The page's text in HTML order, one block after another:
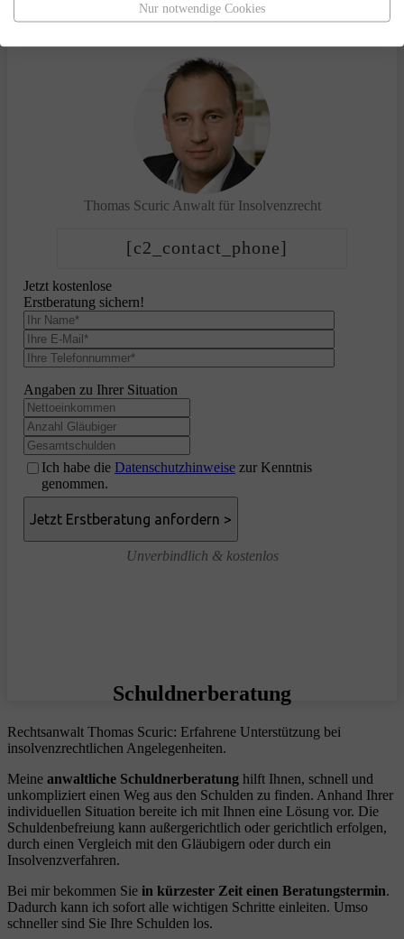
Sprechen Sie uns an.
Thomas Scuric Anwalt für Insolvenzrecht
[c2_contact_phone]
Jetzt kostenlose
Erstberatung sichern!
Angaben zu Ihrer Situation
Ich habe die Datenschutzhinweise zur Kenntnis
genommen.
Unverbindlich & kostenlos
Schuldnerberatung
Rechtsanwalt Thomas Scuric: Erfahrene Unterstützung bei
insolvenzrechtlichen Angelegenheiten.
Meine anwaltliche Schuldnerberatung hilft Ihnen, schnell und
unkompliziert einen Weg aus den Schulden zu finden. Anhand Ihrer
individuellen Situation bereite ich mit Ihnen eine Lösung vor. Die
Schuldenbefreiung kann außergerichtlich oder gerichtlich erfolgen,
durch einen Vergleich mit den Gläubigern oder durch ein
Insolvenzverfahren.
Bei mir bekommen Sie in kürzester Zeit einen Beratungstermin.
Dadurch kann ich sofort alle wichtigen Schritte einleiten. Umso
schneller sind Sie Ihre Schulden los.
Nur notwendige Cookies